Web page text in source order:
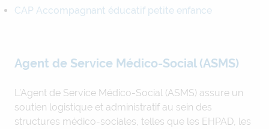
CAP Accompagnant éducatif petite enfance
Agent de Service Médico-Social (ASMS)
L’Agent de Service Médico-Social (ASMS) assure un
soutien logistique et administratif au sein des
structures médico-sociales, telles que les EHPAD, les